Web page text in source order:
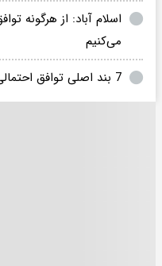
اسلام آباد: از هرگونه
می‌کنیم
7 بند اصلی توافق احتمالی ایران و آمریکا کدامند؟